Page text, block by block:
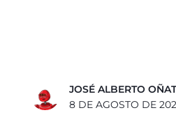
JOSÉ ALBERTO
8 DE AGOSTO DE